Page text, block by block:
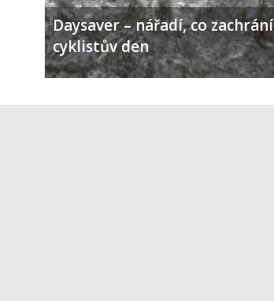
Daysaver – nářadí, co zachrání
cyklistův den